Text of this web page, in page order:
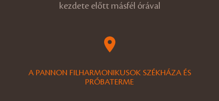
kezdete előtt másfél órával
A PANNON FILHARMONIKUSOK SZÉKHÁZA ÉS
PRÓBATERME